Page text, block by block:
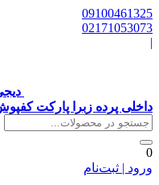
09100461325
02171053073
|
داخلی پرده زبرا پارکت
0
ورود | ثبت‌نام